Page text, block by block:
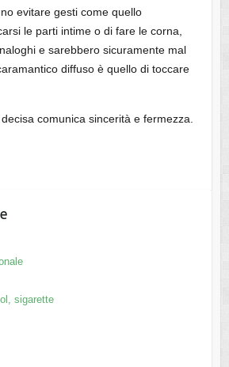
evitare gesti come quello
le parti intime o di fare le corna,
e sarebbero sicuramente mal
diffuso è quello di toccare
comunica sincerità e fermezza.
sigarette